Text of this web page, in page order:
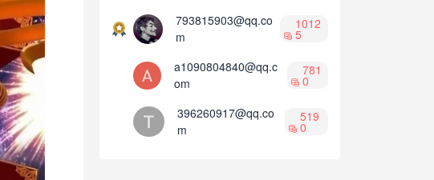
793815903@qq.co
m
1012
5
a1090804840@qq.c
om
781
0
396260917@qq.co
m
519
0